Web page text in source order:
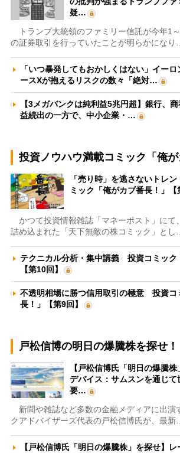
疑…
トランプ大統領のファミリー信託が今年1
の証券取引を行っていたことが明らかになり
「いつ暴発してもおかしくはない」イー
ースXが抱えるリスクの数々「絶対…
【3メガバンクは純利益5兆円超】銀行、
益続出の一方で、中小企業・…
投資ノウハウ満載コミック「俺が
「売り時」を逃さないトレ
ミック「俺がカブ番長！」【
かつて投資情報雑誌「マネーポスト」にて
詰め込まれた「天下無敵の株コミック」とし
テクニカル分析・集中講義 投資コミック
【第10回】
不透明相場に勝つ信用取引の極意 投資コ
長！」【第9回】
戸松信博の明日の爆騰株を探せ！
【戸松信博氏「明日の爆騰
デバイス：サムスンを通じ
要…
新聞や雑誌など多数の金融メディアに出演
クアドバイザーズ代表の戸松信博氏が、最新
【戸松信博氏「明日の爆騰株」を探せ】